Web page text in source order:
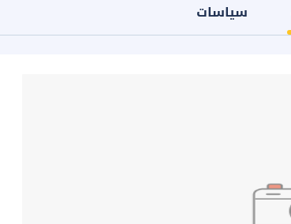
سياسات